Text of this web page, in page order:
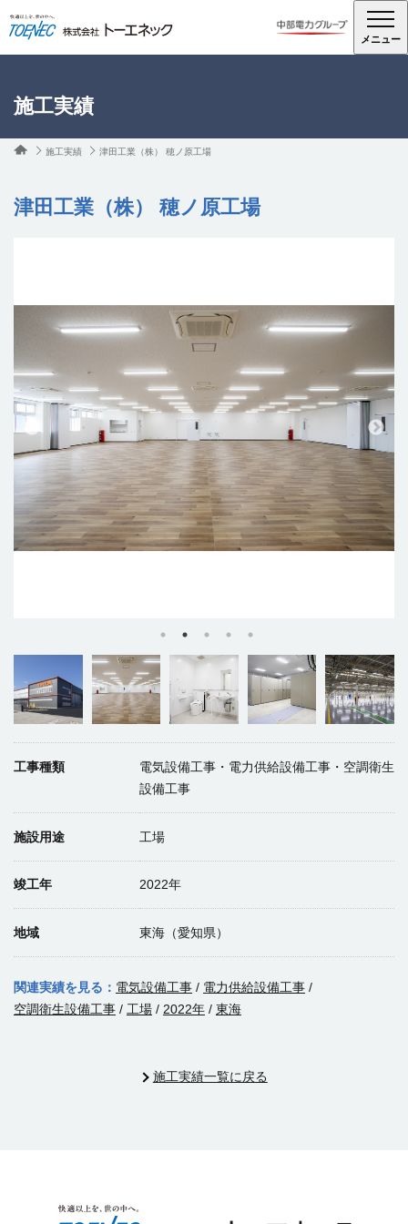
メニュー
施工実績
施工実績 津田工業（株） 穂ノ原工場
津田工業（株） 穂ノ原工場
工事種類
電気設備工事・電力供給設備工事・空調衛生
設備工事
施設用途 工場
竣工年 2022年
地域 東海（愛知県）
関連実績を見る： 電気設備工事 / 電力供給設備工事 /
空調衛生設備工事 / 工場 / 2022年 / 東海
施工実績一覧に戻る